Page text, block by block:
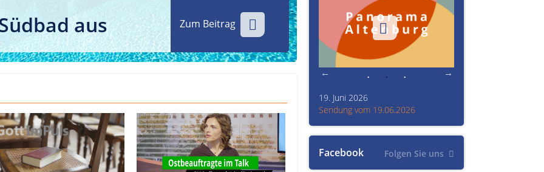
aus Zum Beitrag Über Text-Fails,
den Prinzenraub
Facebook Folgen Sie uns
19. Juni 2026
Sendung vom 19.06.2026